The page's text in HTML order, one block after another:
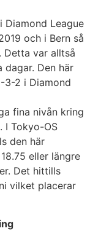
Diamond League
och i Bern så
Detta var alltså
Den här
3-2 i Diamond
fina nivån kring
I Tokyo-OS
den här
eller längre
Det hittills
vilket placerar